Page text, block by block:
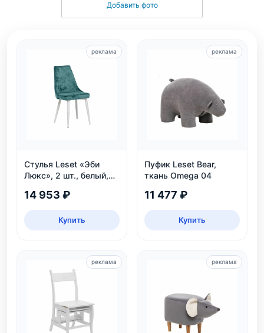
Добавить фото
Стулья Leset «Эби
Люкс», 2 шт., белый,
14 953 ₽
Купить
реклама
Пуфик Leset Bear,
ткань Omega 04
11 477 ₽
Купить
реклама
реклама реклама